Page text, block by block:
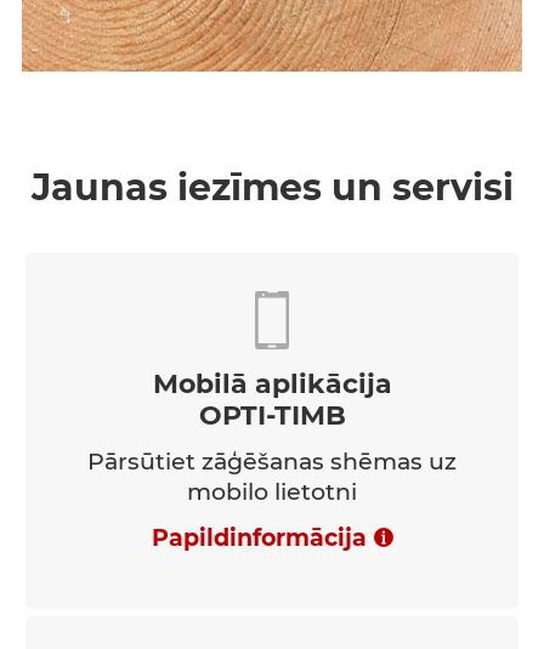
Jaunas iezīmes un servisi
Mobilā aplikācija
OPTI-TIMB
Pārsūtiet zāģēšanas shēmas uz
mobilo lietotni
Papildinformācija